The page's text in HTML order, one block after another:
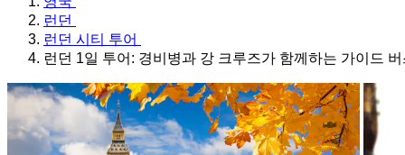
런던
런던 시티 투어
런던 1일 투어: 경비병과 강 크루즈가 함께하는 가이드